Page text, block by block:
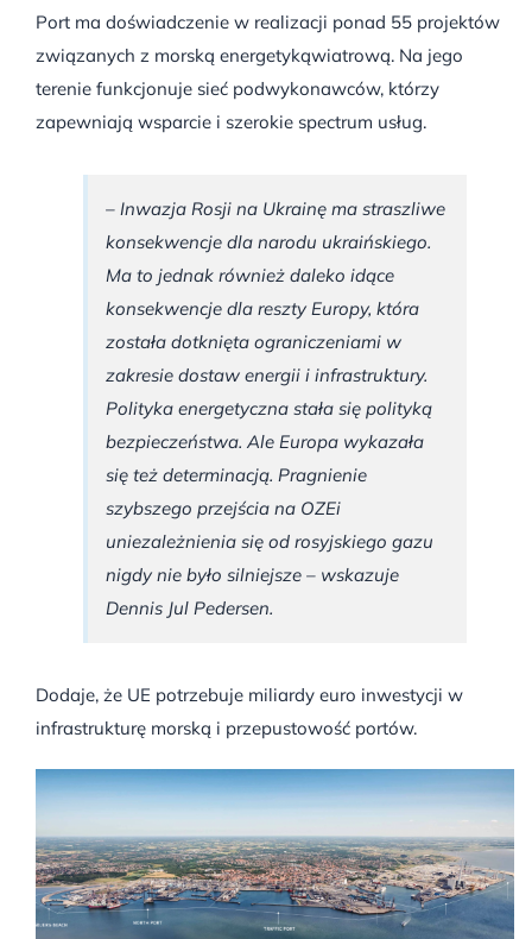
Port ma doświadczenie w realizacji ponad 55 projektów
związanych z morską energetykąwiatrową. Na jego
terenie funkcjonuje sieć podwykonawców, którzy
zapewniają wsparcie i szerokie spectrum usług.
– Inwazja Rosji na Ukrainę ma straszliwe
konsekwencje dla narodu ukraińskiego.
Ma to jednak również daleko idące
konsekwencje dla reszty Europy, która
została dotknięta ograniczeniami w
zakresie dostaw energii i infrastruktury.
Polityka energetyczna stała się polityką
bezpieczeństwa. Ale Europa wykazała
się też determinacją. Pragnienie
szybszego przejścia na OZEi
uniezależnienia się od rosyjskiego gazu
nigdy nie było silniejsze – wskazuje
Dennis Jul Pedersen.
Dodaje, że UE potrzebuje miliardy euro inwestycji w
infrastrukturę morską i przepustowość portów.